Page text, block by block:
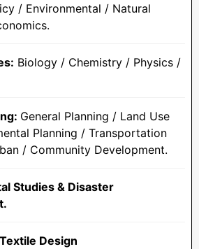
/ Environmental / Natural
Biology / Chemistry / Physics /
General Planning / Land Use
Planning / Transportation
/ Community Development.
Studies & Disaster
Design